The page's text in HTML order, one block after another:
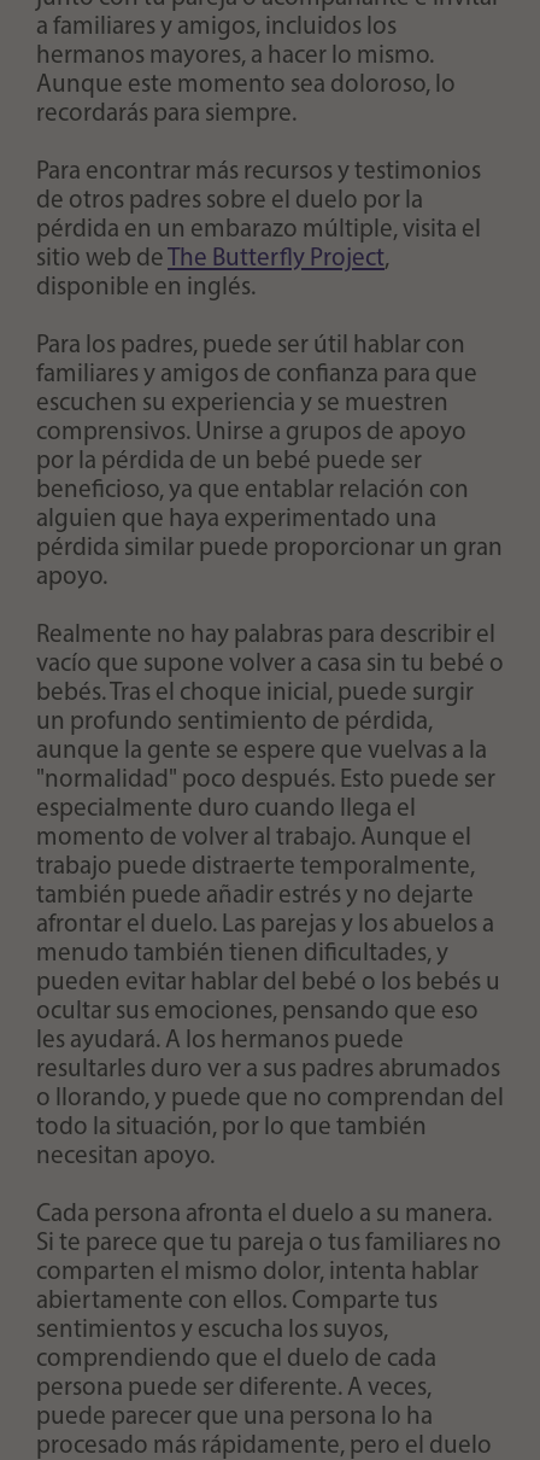
a familiares y amigos, incluidos los
hermanos mayores, a hacer lo mismo.
Aunque este momento sea doloroso, lo
recordarás para siempre.
Para encontrar más recursos y testimonios
de otros padres sobre el duelo por la
pérdida en un embarazo múltiple, visita el
sitio web deThe Butterfly Project,
disponible en inglés.
Para los padres, puede ser útil hablar con
familiares y amigos de confianza para que
escuchen su experiencia y se muestren
comprensivos. Unirse a grupos de apoyo
por la pérdida de un bebé puede ser
beneficioso, ya que entablar relación con
alguien que haya experimentado una
pérdida similar puede proporcionar un gran
apoyo.
Realmente no hay palabras para describir el
vacío que supone volver a casa sin tu bebé o
bebés. Tras el choque inicial, puede surgir
un profundo sentimiento de pérdida,
aunque la gente se espere que vuelvas a la
"normalidad" poco después. Esto puede ser
especialmente duro cuando llega el
momento de volver al trabajo. Aunque el
trabajo puede distraerte temporalmente,
también puede añadir estrés y no dejarte
afrontar el duelo. Las parejas y los abuelos a
menudo también tienen dificultades, y
pueden evitar hablar del bebé o los bebés u
ocultar sus emociones, pensando que eso
les ayudará. A los hermanos puede
resultarles duro ver a sus padres abrumados
o llorando, y puede que no comprendan del
todo la situación, por lo que también
necesitan apoyo.
Cada persona afronta el duelo a su manera.
Si te parece que tu pareja o tus familiares no
comparten el mismo dolor, intenta hablar
abiertamente con ellos. Comparte tus
sentimientos y escucha los suyos,
comprendiendo que el duelo de cada
persona puede ser diferente. A veces,
puede parecer que una persona lo ha
procesado más rápidamente, pero el duelo